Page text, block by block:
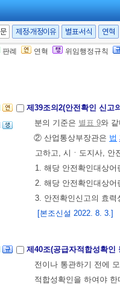
법개정]
제정·개정이유 별표·서식 연혁
판례 연혁 위임행정규칙
제39조(안전확인표시)①
②법 제23조제5항에 따
③ 안전확인표시 및 안전
제39조의2(안전확인 신고
분의 기준은 별표 9와 같
② 산업통상부장관은 법
고하고, 시ㆍ도지사, 안
1. 해당 안전확인대상
2. 해당 안전확인대상어
3. 안전확인신고의 효
[본조신설 2022. 8. 3.]
제40조(공급자적합성확인
전이나 통관하기 전에
적합성확인을 하여야 한